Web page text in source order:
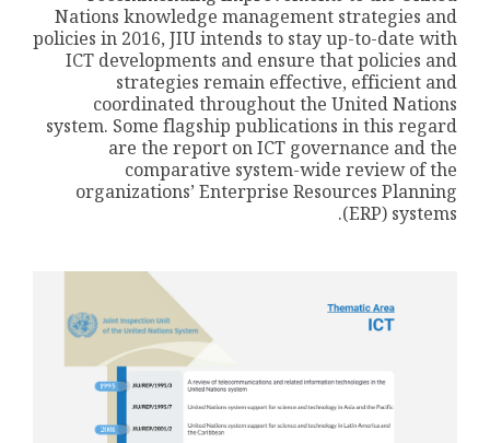
Nations knowledge management strategies and
policies in 2016, JIU intends to stay up-to-date with
ICT developments and ensure that policies and
strategies remain effective, efficient and
coordinated throughout the United Nations
system. Some flagship publications in this regard
are the report on ICT governance and the
comparative system-wide review of the
organizations’ Enterprise Resources Planning
(ERP) systems.